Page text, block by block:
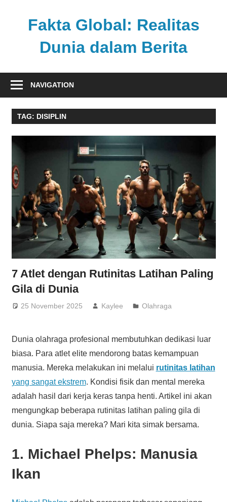
Fakta Global: Realitas
Dunia dalam Berita
kabar
dari
berbagai
pandang
NAVIGATION
TAG: DISIPLIN
7 Atlet dengan Rutinitas Latihan Paling
Gila di Dunia
25 November 2025 Kaylee Olahraga
Dunia olahraga profesional membutuhkan dedikasi luar
biasa. Para atlet elite mendorong batas kemampuan
manusia. Mereka melakukan ini melalui rutinitas latihan
yang sangat ekstrem. Kondisi fisik dan mental mereka
adalah hasil dari kerja keras tanpa henti. Artikel ini akan
mengungkap beberapa rutinitas latihan paling gila di
dunia. Siapa saja mereka? Mari kita simak bersama.
1. Michael Phelps: Manusia
Ikan